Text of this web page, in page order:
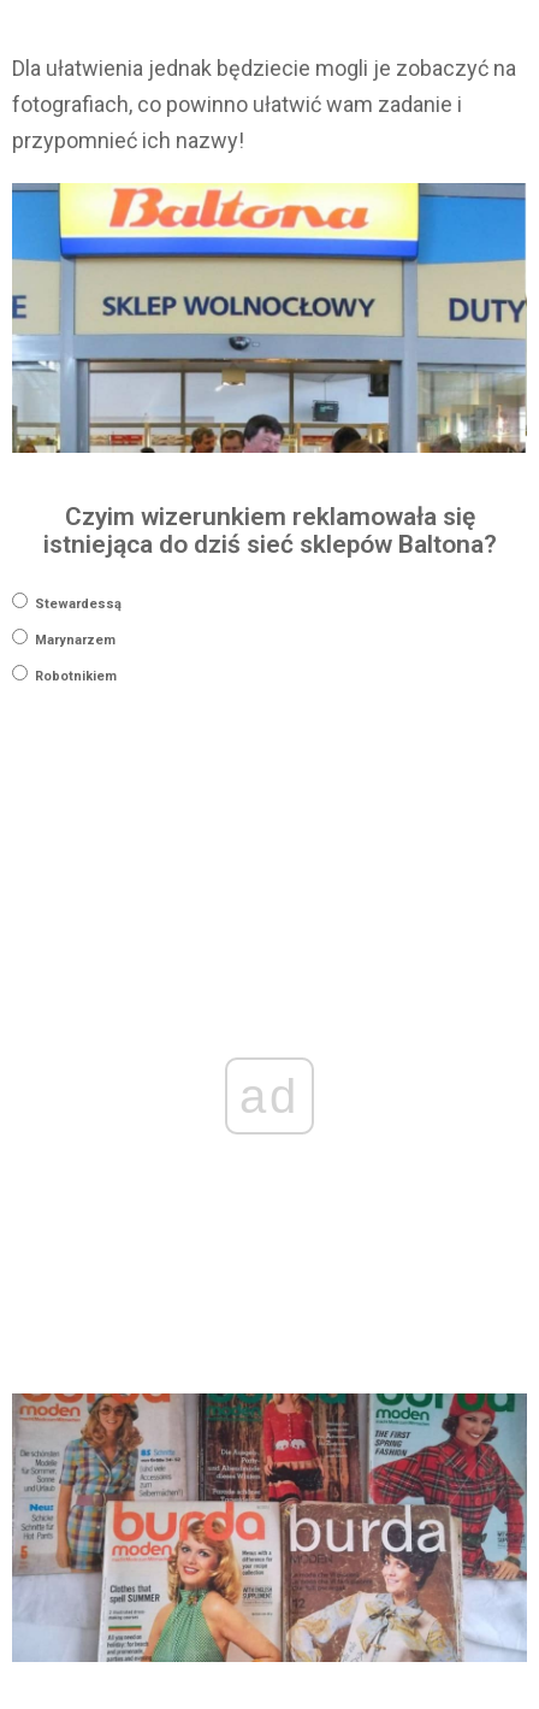
Dla ułatwienia jednak będziecie mogli je zobaczyć na
fotografiach, co powinno ułatwić wam zadanie i
przypomnieć ich nazwy!
Czyim wizerunkiem reklamowała się
istniejąca do dziś sieć sklepów Baltona?
Stewardessą
Marynarzem
Robotnikiem
ad